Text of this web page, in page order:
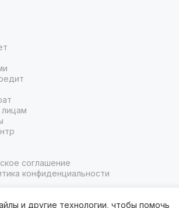
соглашение
конфиденциальности
и другие технологии, чтобы помочь